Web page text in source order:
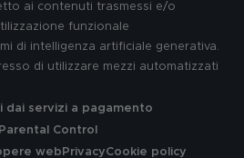
ai contenuti trasmessi e/o
funzionale
di intelligenza artificiale generativa.
di utilizzare mezzi automatizzati
dai servizi a pagamento
Parental Control
web PrivacyCookie policy